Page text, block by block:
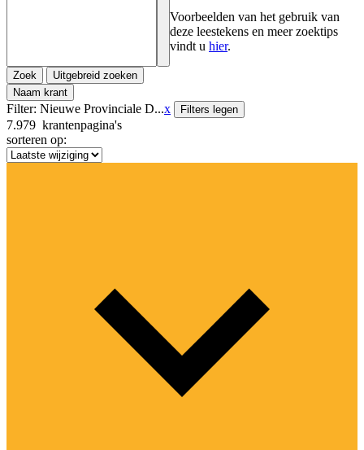
Voorbeelden van het gebruik van
deze leestekens en meer zoektips
vindt u hier.
Zoek
Uitgebreid zoeken
Naam krant
Filter: Nieuwe Provinciale D...x Filters legen
7.979 krantenpagina's
sorteren op: